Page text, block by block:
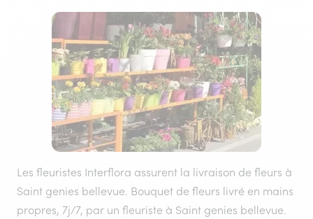
Les fleuristes Interflora assurent la livraison de fleurs à
Saint genies bellevue. Bouquet de fleurs livré en mains
propres, 7j/7, par un fleuriste à Saint genies bellevue.